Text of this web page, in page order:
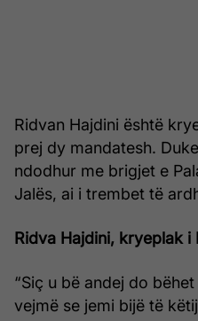
Ridvan Hajdini është
prej dy mandatesh.
ndodhur me brigjet e
Jalës, ai i trembet të
Ridva Hajdini, kryeplak i
“Siç u bë andej do
vejmë se jemi bijë të